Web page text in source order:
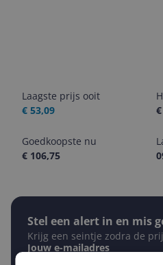
Laagste prijs ooit
€ 53,09
Goedkoopste nu
€ 106,75
Stel een alert in en mis
Krijg een seintje zodra de
Jouw e-mailadres